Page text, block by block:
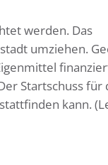
werden. Das
umziehen.
Startschuss für
kann.